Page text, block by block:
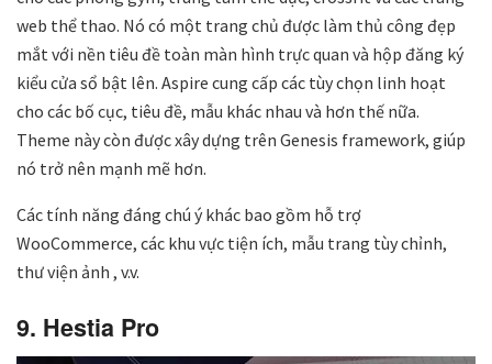
web thể thao. Nó có một trang chủ được làm thủ công đẹp
mắt với nền tiêu đề toàn màn hình trực quan và hộp đăng ký
kiểu cửa sổ bật lên. Aspire cung cấp các tùy chọn linh hoạt
cho các bố cục, tiêu đề, mẫu khác nhau và hơn thế nữa.
Theme này còn được xây dựng trên Genesis framework, giúp
nó trở nên mạnh mẽ hơn.
Các tính năng đáng chú ý khác bao gồm hỗ trợ
WooCommerce, các khu vực tiện ích, mẫu trang tùy chỉnh,
thư viện ảnh , v.v.
9. Hestia Pro